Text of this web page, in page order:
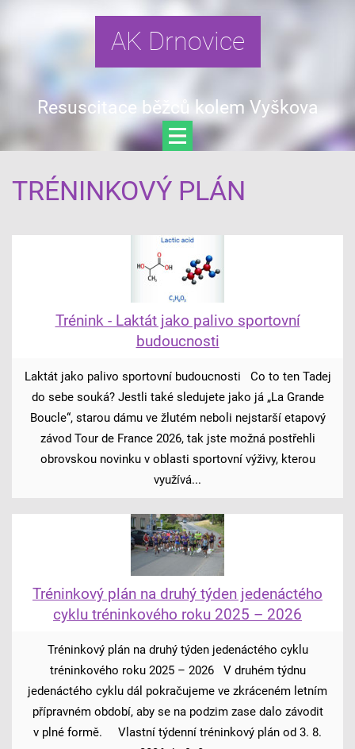
AK Drnovice
Resuscitace běžců kolem Vyškova
TRÉNINKOVÝ PLÁN
Trénink - Laktát jako palivo sportovní
budoucnosti
Laktát jako palivo sportovní budoucnosti Co to ten Tadej
do sebe souká? Jestli také sledujete jako já „La Grande
Boucle“, starou dámu ve žlutém neboli nejstarší etapový
závod Tour de France 2026, tak jste možná postřehli
obrovskou novinku v oblasti sportovní výživy, kterou
využívá...
Tréninkový plán na druhý týden jedenáctého
cyklu tréninkového roku 2025 – 2026
Tréninkový plán na druhý týden jedenáctého cyklu
tréninkového roku 2025 – 2026 V druhém týdnu
jedenáctého cyklu dál pokračujeme ve zkráceném letním
přípravném období, aby se na podzim zase dalo závodit
v plné formě. Vlastní týdenní tréninkový plán od 3. 8.